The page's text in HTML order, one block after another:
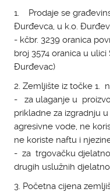
1. Prodaje se
Đurđevca, u k.o.
- kčbr. 3239 oranica
broj 3574 oranica u ulici
Đurđevac)
2. Zemljište iz točke 1.
- za ulaganje u
prikladne za izgradnju
agresivne vode, ne
ne koriste naftu i
- za trgovačku
drugih uslužnih
3. Početna cijena